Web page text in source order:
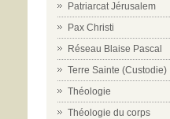
Patriarcat Jérusalem
Pax Christi
Réseau Blaise Pascal
Terre Sainte (Custodie)
Théologie
Théologie du corps